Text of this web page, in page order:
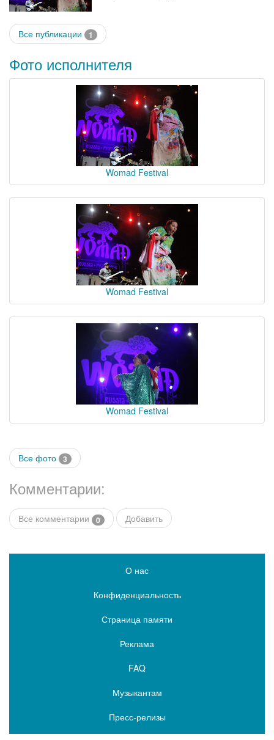
Все публикации 1
Фото исполнителя
Womad Festival
Womad Festival
Womad Festival
Все фото 3
Комментарии:
Все комментарии 0 Добавить
О нас
Конфиденциальность
Страница памяти
Реклама
FAQ
Музыкантам
Пресс-релизы